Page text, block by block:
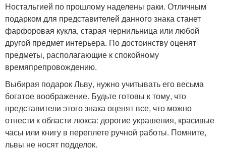
Ностальгией по прошлому наделены раки. Отличным
подарком для представителей данного знака станет
фарфоровая кукла, старая чернильница или любой
другой предмет интерьера. По достоинству оценят
предметы, располагающие к спокойному
времяпрепровождению.
Выбирая подарок Льву, нужно учитывать его весьма
богатое воображение. Будьте готовы к тому, что
представители этого знака оценят все, что можно
отнести к области люкса: дорогие украшения, красивые
часы или книгу в переплете ручной работы. Помните,
львы не носят подделок.